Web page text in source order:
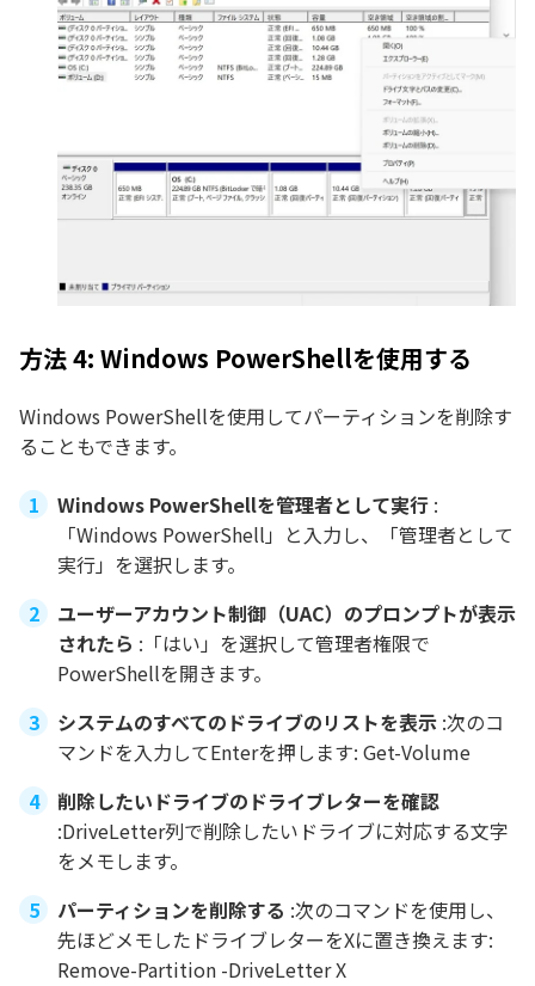
方法 4: Windows PowerShellを使用する
Windows PowerShellを使用してパーティションを削除す
ることもできます。
Windows PowerShellを管理者として実行 :
「Windows PowerShell」と入力し、「管理者として
実行」を選択します。
ユーザーアカウント制御（UAC）のプロンプトが表示
されたら :「はい」を選択して管理者権限で
PowerShellを開きます。
システムのすべてのドライブのリストを表示 :次のコ
マンドを入力してEnterを押します: Get-Volume
削除したいドライブのドライブレターを確認
:DriveLetter列で削除したいドライブに対応する文字
をメモします。
パーティションを削除する :次のコマンドを使用し、
先ほどメモしたドライブレターをXに置き換えます:
Remove-Partition -DriveLetter X